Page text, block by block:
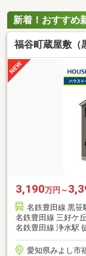
新着！おすすめ
福谷町蔵屋敷（
3,190万円～
名鉄豊田線 黒笹
名鉄豊田線 三好ケ
名鉄豊田線 浄水駅
愛知県みよし市